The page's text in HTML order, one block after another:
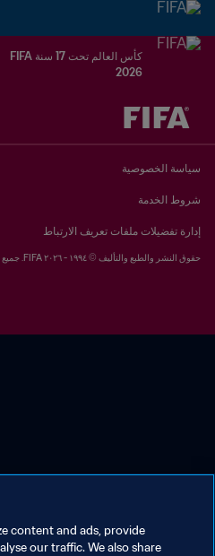
كأس العالم تحت 17 سنة FIFA
2026
يُحدَّد لاحقاً ضد يُحدَّد لاحقاً
سياسة الخصوصية
شروط الخدمة
إدارة تفضيلات ملفات تعريف الارتباط
حقوق النشر والطبع والتأليف © ١٩٩٤ - ٢٠٢٦ FIFA. جميع الحقوق محفوظة.
content and ads, provide
our traffic. We also share